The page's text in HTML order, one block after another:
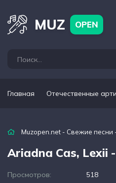
MUZ OPEN
Главная Отечественные
Muzopen.net - Свежие песни
Ariadna Cas,
Просмотров:
518
артисты Популярные